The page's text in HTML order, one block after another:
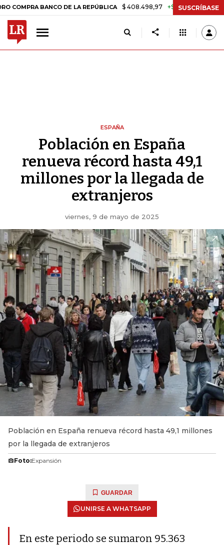
BANCO DE LA REPÚBLICA $ 408.498,97 +$ 8.753,81 +2,19%
SUSCRÍBASE
ESPAÑA
Población en España
renueva récord hasta 49,1
millones por la llegada de
extranjeros
viernes, 9 de mayo de 2025
Población en España renueva récord hasta 49,1 millones
por la llegada de extranjeros
Foto:Expansión
GUARDAR
UNIRSE A WHATSAPP
En este periodo se sumaron 95.363